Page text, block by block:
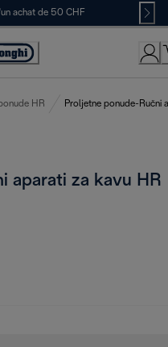
achat de 50 CHF
HR Proljetne ponude-Ručni
aparati za kavu HR